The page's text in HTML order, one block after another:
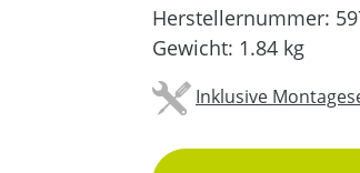
Herstellernummer:
Gewicht: 1.84 kg
Inklusive